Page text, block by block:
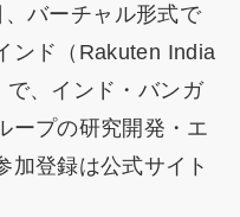
バーチャル形式で
ンド（Rakuten India
、インド・バンガ
ープの研究開発・エ
加登録は公式サイト